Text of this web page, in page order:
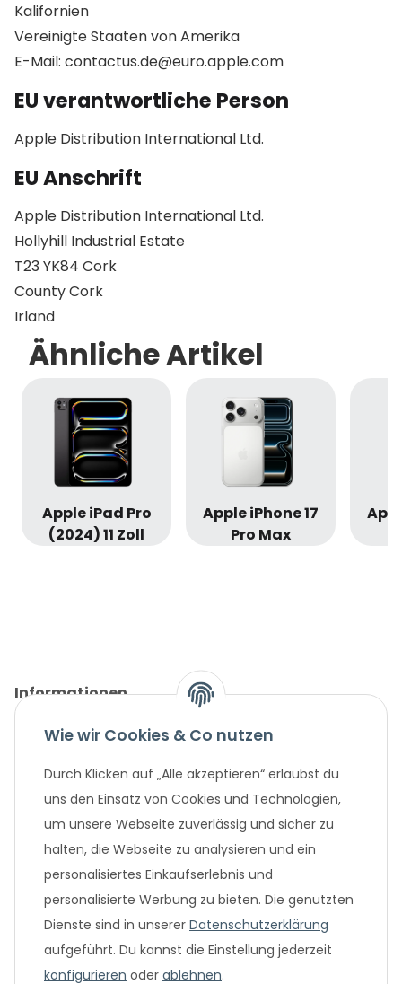
Kalifornien
Vereinigte Staaten von Amerika
E-Mail: contactus.de@euro.apple.com
EU verantwortliche Person
Apple Distribution International Ltd.
EU Anschrift
Apple Distribution International Ltd.
Hollyhill Industrial Estate
T23 YK84 Cork
County Cork
Irland
Ähnliche Artikel
Apple iPad Pro
(2024) 11 Zoll
Apple iPhone 17
Pro Max
Informationen
Gesetzliche Informationen
Unternehmen
Beliebte Angebote
Wie wir Cookies & Co nutzen
Durch Klicken auf „Alle akzeptieren“ erlaubst du
uns den Einsatz von Cookies und Technologien,
um unsere Webseite zuverlässig und sicher zu
halten, die Webseite zu analysieren und ein
personalisiertes Einkaufserlebnis und
personalisierte Werbung zu bieten. Die genutzten
Dienste sind in unserer Datenschutzerklärung
aufgeführt. Du kannst die Einstellung jederzeit
konfigurieren oder ablehnen.